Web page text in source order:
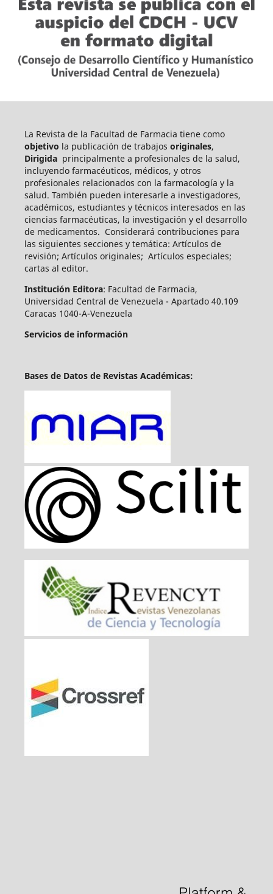
La Revista de la Facultad de Farmacia tiene como
objetivo la publicación de trabajos originales,
Dirigida principalmente a profesionales de la salud,
incluyendo farmacéuticos, médicos, y otros
profesionales relacionados con la farmacología y la
salud. También pueden interesarle a investigadores,
académicos, estudiantes y técnicos interesados en las
ciencias farmacéuticas, la investigación y el desarrollo
de medicamentos. Considerará contribuciones para
las siguientes secciones y temática: Artículos de
revisión; Artículos originales; Artículos especiales;
cartas al editor.
Institución Editora: Facultad de Farmacia,
Universidad Central de Venezuela - Apartado 40.109
Caracas 1040-A-Venezuela
Servicios de información
Bases de Datos de Revistas Académicas: